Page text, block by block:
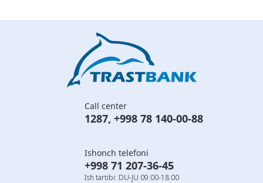
Call center
1287, +998 78 140-00-88
Ishonch telefoni
+998 71 207-36-45
Ish tartibi: DU-JU 09:00-18:00